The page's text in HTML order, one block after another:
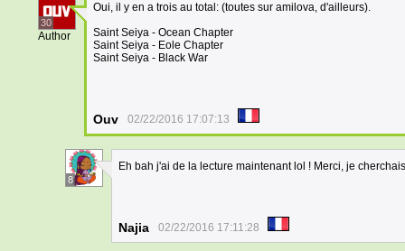
30
Author
Oui, il y en a trois au total: (toutes sur amilova, d'ailleurs).
Saint Seiya - Ocean Chapter
Saint Seiya - Eole Chapter
Saint Seiya - Black War
Ouv 02/22/2016 17:07:13
8
Eh bah j'ai de la lecture maintenant lol ! Merci, je
Najia 02/22/2016 17:11:28